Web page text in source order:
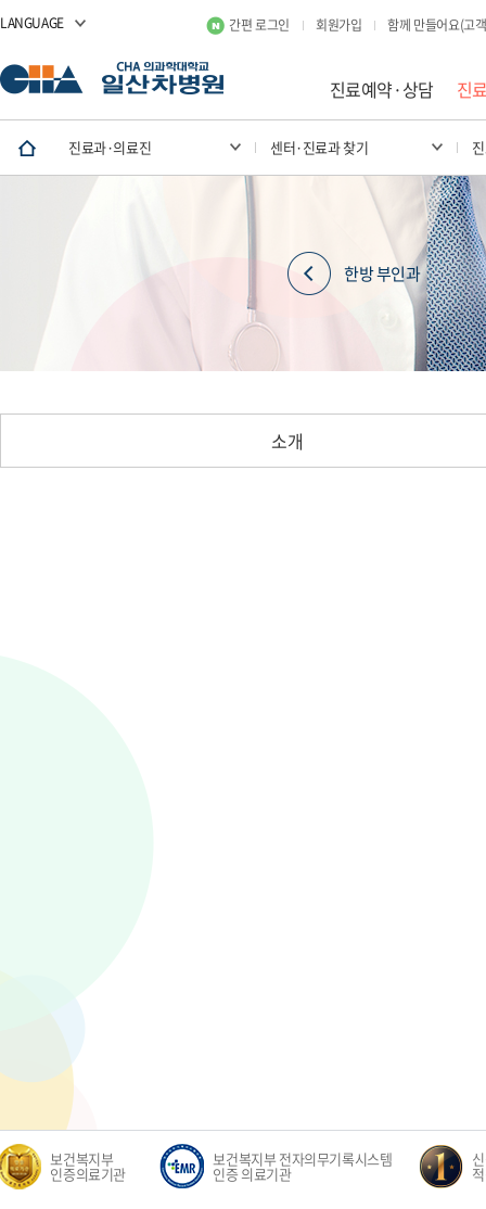
LANGUAGE 간편 로그인 회원가입 함께 만들어요(고
진료예약·상담 진
진료과·의료진 센터·진료과 찾기
한방 부인과
소개
보건복지부
인증의료기관
보건복지부 전자의무기록시스템
인증 의료기관
신생
적정